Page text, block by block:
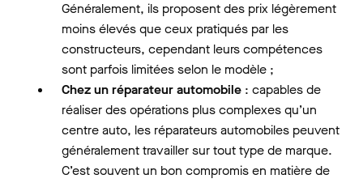
Généralement, ils proposent des prix légèrement
moins élevés que ceux pratiqués par les
constructeurs, cependant leurs compétences
sont parfois limitées selon le modèle ;
Chez un réparateur automobile : capables de
réaliser des opérations plus complexes qu’un
centre auto, les réparateurs automobiles peuvent
généralement travailler sur tout type de marque.
C’est souvent un bon compromis en matière de